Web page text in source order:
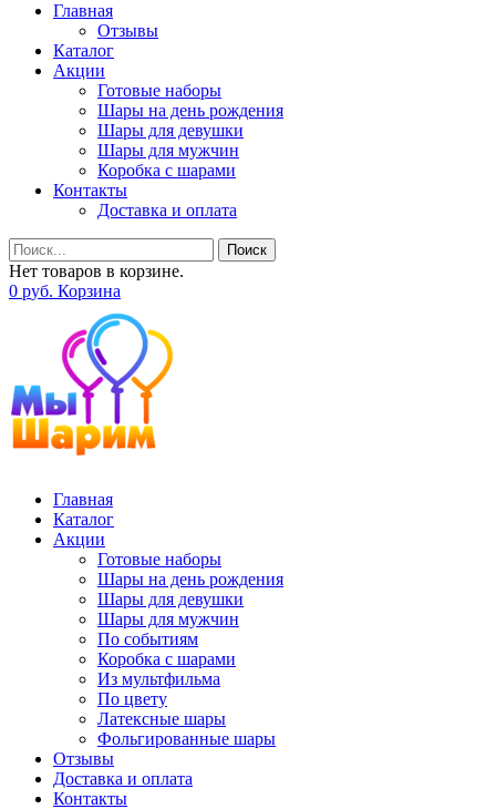
Главная
Отзывы
Каталог
Акции
Готовые наборы
Шары на день рождения
Шары для девушки
Шары для мужчин
Коробка с шарами
Контакты
Доставка и оплата
Поиск
Нет товаров в корзине.
0 руб. Корзина
Главная
Каталог
Акции
Готовые наборы
Шары на день рождения
Шары для девушки
Шары для мужчин
По событиям
Коробка с шарами
Из мультфильма
По цвету
Латексные шары
Фольгированные шары
Отзывы
Доставка и оплата
Контакты